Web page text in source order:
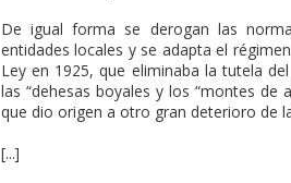
De igual forma se derogan las
entidades locales y se adapta el
Ley en 1925, que eliminaba la tutela
las “dehesas boyales y los “montes
que dio origen a otro gran deterioro de
[...]